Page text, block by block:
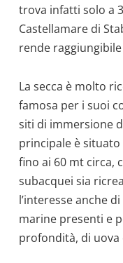
trova infatti solo a
Castellamare di
rende
La secca è molto
famosa per i suoi
siti di immersione
principale è
fino ai 60 mt circa,
subacquei sia
l’interesse anche
marine presenti e
profondità, di uova